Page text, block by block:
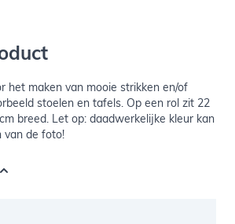
het maken van mooie strikken en/of
stoelen en tafels. Op een rol zit 22
breed. Let op: daadwerkelijke kleur kan
van de foto!